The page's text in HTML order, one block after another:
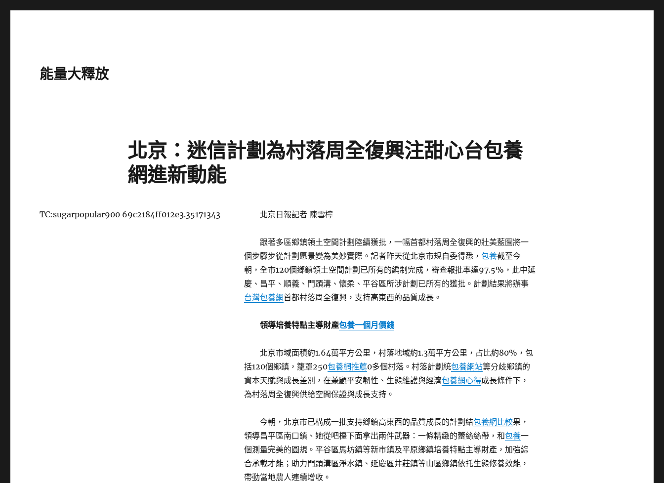
能量大釋放
北京：迷信計劃為村落周全復興注甜心台包養
網進新動能
北京日報記者 陳雪檸
跟著多區鄉鎮領土空間計劃陸續獲批，一幅首都村落周全復興的壯美藍圖將一
個步驟步從計劃愿景變為美妙實際。記者昨天從北京市規自委得悉，包養截至今
朝，全市120個鄉鎮領土空間計劃已所有的編制完成，審查報批率達97.5%，此中延
慶、昌平、順義、門頭溝、懷柔、平谷區所涉計劃已所有的獲批。計劃結果將辦事
台灣包養網首都村落周全復興，支持高東西的品質成長。
領導培養特點主導財產包養一個月價錢
北京市域面積約1.64萬平方公里，村落地域約1.3萬平方公里，占比約80%，包
括120個鄉鎮，籠罩250包養網推薦0多個村落。村落計劃統包養網站籌分歧鄉鎮的
資本天賦與成長差別，在兼顧平安韌性、生態維護與經濟包養網心得成長條件下，
為村落周全復興供給空間保證與成長支持。
今朝，北京市已構成一批支持鄉鎮高東西的品質成長的計劃結包養網比較果，
領導昌平區南口鎮、她從吧檯下面拿出兩件武器：一條精緻的蕾絲絲帶，和包養一
個測量完美的圓規。平谷區馬坊鎮等新市鎮及平原鄉鎮培養特點主導財產，加強綜
合承載才能；助力門頭溝區淨水鎮、延慶區井莊鎮等山區鄉鎮依托生態修養效能，
帶動當地農人連續增收。
TC:sugarpopular900 69c2184ff012e3.35171343